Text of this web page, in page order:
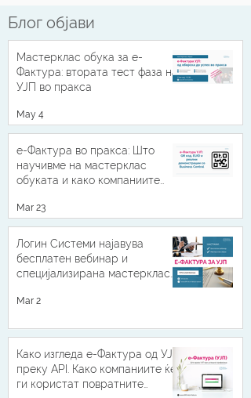
Блог објави
Мастерклас обука за е-
Фактура: втората тест фаза на
УЈП во пракса
May 4
е-Фактура во пракса: Што
научивме на мастерклас
обуката и како компаниите
Mar 23
Логин Системи најавува
бесплатен вебинар и
специјализирана мастерклас
Mar 2
Како изгледа е-Фактура од УЈП
преку API. Како компаниите ќе
ги користат повратните